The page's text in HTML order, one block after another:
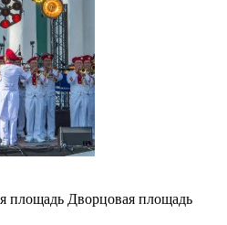
площадь Дворцовая площадь